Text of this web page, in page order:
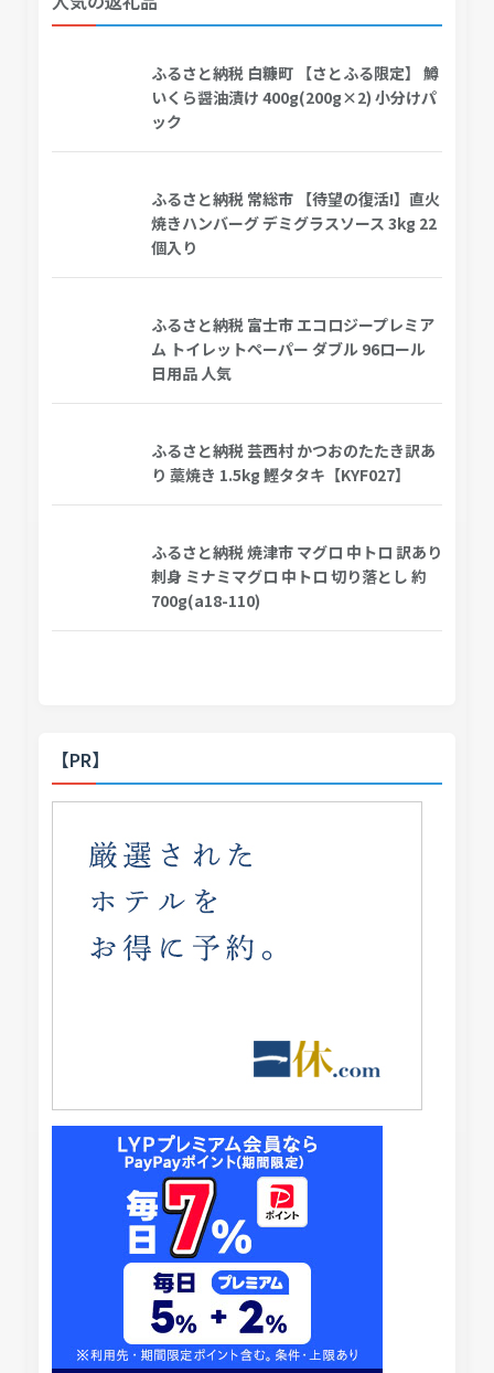
ふるさと納税 白糠町 【さとふる限定】 鱒
いくら醤油漬け 400g(200g×2) 小分けパ
ック
ふるさと納税 常総市 【待望の復活!】直火
焼きハンバーグ デミグラスソース 3kg 22
個入り
ふるさと納税 富士市 エコロジープレミア
ム トイレットペーパー ダブル 96ロール
日用品 人気
ふるさと納税 芸西村 かつおのたたき訳あ
り 藁焼き 1.5kg 鰹タタキ【KYF027】
ふるさと納税 焼津市 マグロ 中トロ 訳あり
刺身 ミナミマグロ 中トロ 切り落とし 約
700g(a18-110)
【PR】